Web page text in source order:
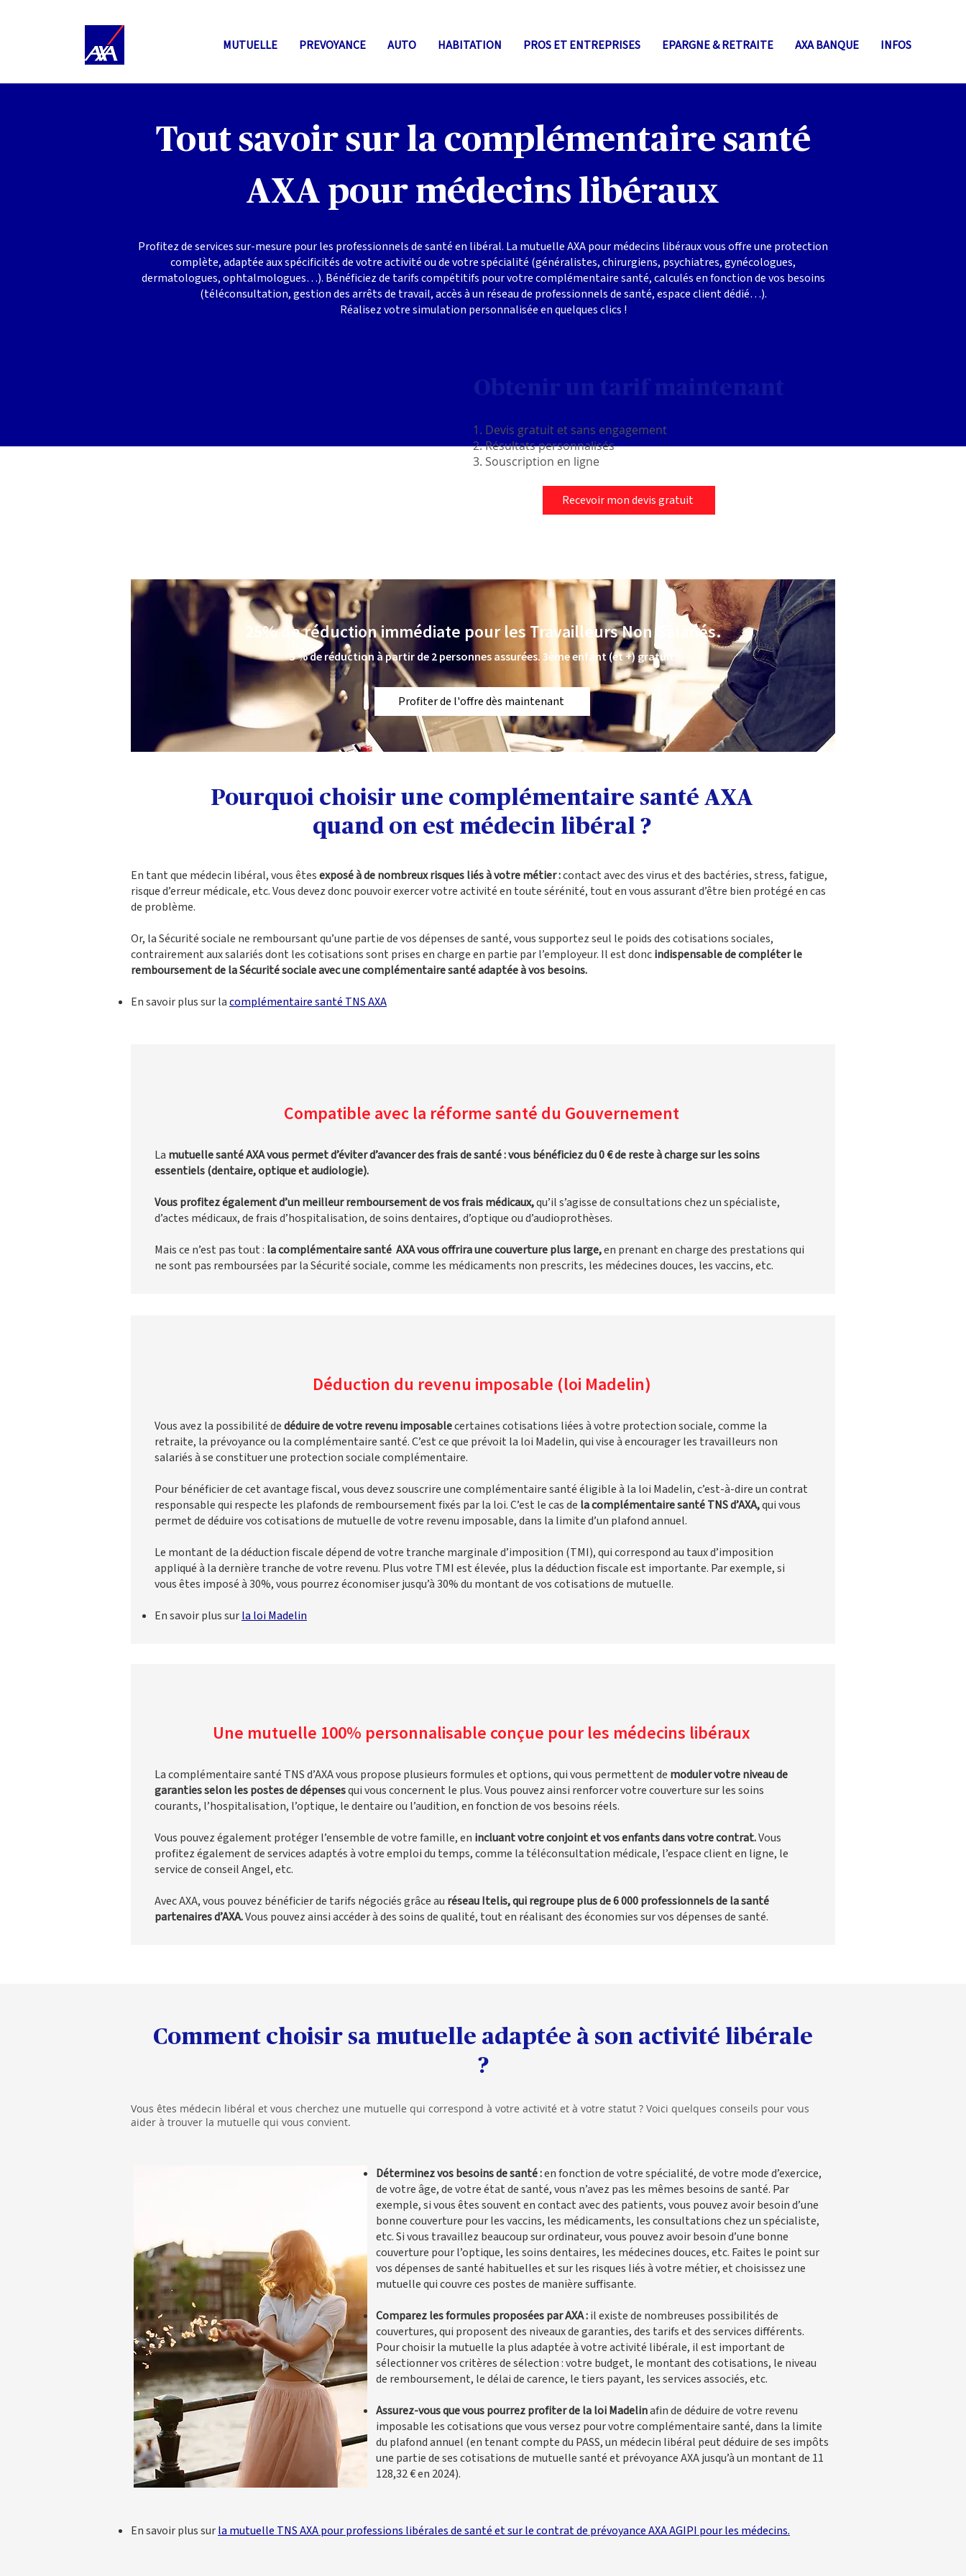
MUTUELLE PREVOYANCE AUTO HABITATION PROS ET ENTREPRISES EPARGNE & RETRAITE AXA BANQUE INFOS
Tout savoir sur la complémentaire santé
AXA pour médecins libéraux
Profitez de services sur-mesure pour les professionnels de santé en libéral. La mutuelle AXA pour médecins libéraux vous offre une protection
complète, adaptée aux spécificités de votre activité ou de votre spécialité (généralistes, chirurgiens, psychiatres, gynécologues,
dermatologues, ophtalmologues…). Bénéficiez de tarifs compétitifs pour votre complémentaire santé, calculés en fonction de vos besoins
(téléconsultation, gestion des arrêts de travail, accès à un réseau de professionnels de santé, espace client dédié…).
Réalisez votre simulation personnalisée en quelques clics !
Obtenir un tarif maintenant
Devis gratuit et sans engagement
Résultats personnalisés
Souscription en ligne
Recevoir mon devis gratuit
25% de réduction immédiate pour les Travailleurs Non Salariés.
5 % de réduction à partir de 2 personnes assurées. 3ème enfant (et +) gratuit.
Profiter de l'offre dès maintenant
Pourquoi choisir une complémentaire santé AXA
quand on est médecin libéral ?
En tant que médecin libéral, vous êtesexposé à de nombreux risques liés à votre métier :contact avec des virus et des bactéries, stress, fatigue,
risque d’erreur médicale, etc. Vous devez donc pouvoir exercer votre activité en toute sérénité, tout en vous assurant d’être bien protégé en cas
de problème.
Or, la Sécurité sociale ne remboursant qu’une partie de vos dépenses de santé, vous supportez seul le poids des cotisations sociales,
contrairement aux salariés dont les cotisations sont prises en charge en partie par l’employeur. Il est doncindispensable de compléter le
remboursement de la Sécurité sociale avec une complémentaire santé adaptée à vos besoins.
En savoir plus sur lacomplémentaire santé TNS AXA
Compatible avec la réforme santé du Gouvernement
La mutuelle santé AXA vous permet d’éviter d’avancer des frais de santé : vous bénéficiez du 0 € de reste à charge sur les soins
essentiels (dentaire, optique et audiologie).
Vous profitez également d’un meilleur remboursement de vos frais médicaux,qu’il s’agisse de consultations chez un spécialiste,
d’actes médicaux, de frais d’hospitalisation, de soins dentaires, d’optique ou d’audioprothèses.
Mais ce n’est pas tout : la complémentaire santé AXA vous offrira une couverture plus large,en prenant en charge des prestations qui
ne sont pas remboursées par la Sécurité sociale, comme les médicaments non prescrits, les médecines douces, les vaccins, etc.
Déduction du revenu imposable (loi Madelin)
Vous avez la possibilité dedéduire de votre revenu imposablecertaines cotisations liées à votre protection sociale, comme la
retraite, la prévoyance ou la complémentaire santé. C’est ce que prévoit la loi Madelin, qui vise à encourager les travailleurs non
salariés à se constituer une protection sociale complémentaire.
Pour bénéficier de cet avantage fiscal, vous devez souscrire une complémentaire santé éligible à la loi Madelin, c’est-à-dire un contrat
responsable qui respecte les plafonds de remboursement fixés par la loi. C’est le cas de la complémentaire santé TNS d’AXA,qui vous
permet de déduire vos cotisations de mutuelle de votre revenu imposable, dans la limite d’un plafond annuel.
Le montant de la déduction fiscale dépend de votre tranche marginale d’imposition (TMI), qui correspond au taux d’imposition
appliqué à la dernière tranche de votre revenu. Plus votre TMI est élevée, plus la déduction fiscale est importante. Par exemple, si
vous êtes imposé à 30%, vous pourrez économiser jusqu’à 30% du montant de vos cotisations de mutuelle.
En savoir plus surla loi Madelin
Une mutuelle 100% personnalisable conçue pour les médecins libéraux
La complémentaire santé TNS d’AXA vous propose plusieurs formules et options, qui vous permettent de moduler votre niveau de
garanties selon les postes de dépensesqui vous concernent le plus. Vous pouvez ainsi renforcer votre couverture sur les soins
courants, l’hospitalisation, l’optique, le dentaire ou l’audition, en fonction de vos besoins réels.
Vous pouvez également protéger l’ensemble de votre famille, en incluant votre conjoint et vos enfants dans votre contrat.Vous
profitez également de services adaptés à votre emploi du temps, comme la téléconsultation médicale, l’espace client en ligne, le
service de conseil Angel, etc.
Avec AXA, vous pouvez bénéficier de tarifs négociés grâce au réseau Itelis, qui regroupe plus de 6 000 professionnels de la santé
partenaires d’AXA.Vous pouvez ainsi accéder à des soins de qualité, tout en réalisant des économies sur vos dépenses de santé.
Comment choisir sa mutuelle adaptée à son activité libérale
?
Vous êtes médecin libéral et vous cherchez une mutuelle qui correspond à votre activité et à votre statut ? Voici quelques conseils pour vous
aider à trouver la mutuelle qui vous convient.
Déterminez vos besoins de santé :en fonction de votre spécialité, de votre mode d’exercice,
de votre âge, de votre état de santé, vous n’avez pas les mêmes besoins de santé. Par
exemple, si vous êtes souvent en contact avec des patients, vous pouvez avoir besoin d’une
bonne couverture pour les vaccins, les médicaments, les consultations chez un spécialiste,
etc. Si vous travaillez beaucoup sur ordinateur, vous pouvez avoir besoin d’une bonne
couverture pour l’optique, les soins dentaires, les médecines douces, etc. Faites le point sur
vos dépenses de santé habituelles et sur les risques liés à votre métier, et choisissez une
mutuelle qui couvre ces postes de manière suffisante.
Comparez les formules proposées par AXA :il existe de nombreuses possibilités de
couvertures, qui proposent des niveaux de garanties, des tarifs et des services différents.
Pour choisir la mutuelle la plus adaptée à votre activité libérale, il est important de
sélectionner vos critères de sélection : votre budget, le montant des cotisations, le niveau
de remboursement, le délai de carence, le tiers payant, les services associés, etc.
Assurez-vous que vous pourrez profiter de la loi Madelinafin de déduire de votre revenu
imposable les cotisations que vous versez pour votre complémentaire santé, dans la limite
du plafond annuel (en tenant compte du PASS, un médecin libéral peut déduire de ses impôts
une partie de ses cotisations de mutuelle santé et prévoyance AXA jusqu’à un montant de 11
128,32 € en 2024).
En savoir plus surla mutuelle TNS AXA pour professions libérales de santéet surle contrat de prévoyance AXA AGIPI pour les médecins.